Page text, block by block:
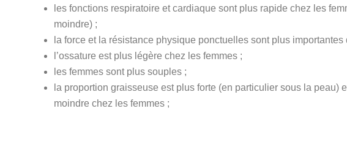
les fonctions respiratoire et cardiaque sont plus rapide chez les
moindre) ;
la force et la résistance physique ponctuelles sont plus importantes
l’ossature est plus légère chez les femmes ;
les femmes sont plus souples ;
la proportion graisseuse est plus forte (en particulier sous la peau)
moindre chez les femmes ;